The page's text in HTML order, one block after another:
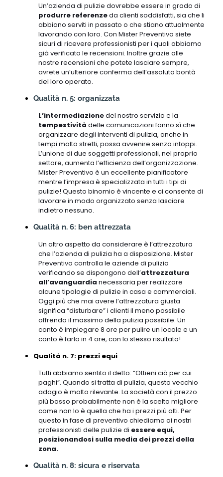
Un’azienda di pulizie dovrebbe essere in grado di
produrre referenzeda clienti soddisfatti, sia che li
abbiano serviti in passato o che stiano attualmente
lavorando con loro. Con Mister Preventivo siete
sicuri di ricevere professionisti per i quali abbiamo
già verificato le recensioni. Inoltre grazie alle
nostre recensioni che potete lasciare sempre,
avrete un’ulteriore conferma dell’assoluta bontà
del loro operato.
Qualità n. 5: organizzata
L’intermediazionedel nostro servizio e la
tempestività delle comunicazioni fanno sì che
organizzare degli interventi di pulizia, anche in
tempi molto stretti, possa avvenire senza intoppi.
L’unione di due soggetti professionali, nel proprio
settore, aumenta l’efficienza dell’organizzazione.
Mister Preventivo è un eccellente pianificatore
mentre l’impresa è specializzata in tutti i tipi di
pulizie! Questo binomio è vincente e ci consente di
lavorare in modo organizzato senza lasciare
indietro nessuno.
Qualità n. 6: ben attrezzata
Un altro aspetto da considerare è l’attrezzatura
che l’azienda di pulizia ha a disposizione. Mister
Preventivo controlla le aziende di pulizia
verificando se dispongono dell’attrezzatura
all’avanguardia necessaria per realizzare
alcune tipologie di pulizie in casa e commerciali.
Oggi più che mai avere l’attrezzatura giusta
significa “disturbare” i clienti il meno possibile
offrendo il massimo della pulizia possibile. Un
conto è impiegare 8 ore per pulire un locale e un
conto è farlo in 4 ore, con lo stesso risultato!
Qualità n. 7: prezzi equi
Tutti abbiamo sentito il detto: “Ottieni ciò per cui
paghi”. Quando si tratta di pulizia, questo vecchio
adagio è molto rilevante. La società con il prezzo
più basso probabilmente non è la scelta migliore
come non lo è quella che ha i prezzi più alti. Per
questo in fase di preventivo chiediamo ai nostri
professionisti delle pulizie di essere equi,
posizionandosi sulla media dei prezzi della
zona.
Qualità n. 8: sicura e riservata